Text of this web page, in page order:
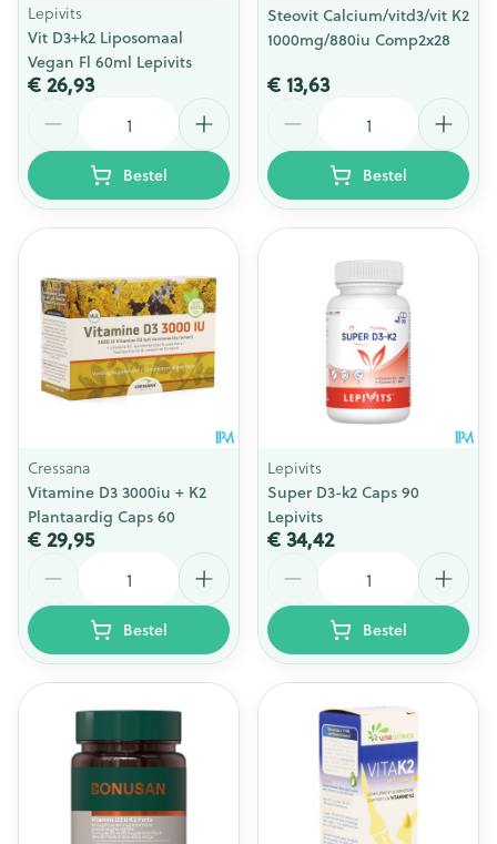
Lepivits
Vit D3+k2 Liposomaal
Vegan Fl 60ml Lepivits
€ 26,93
Bestel
Steovit Calcium/vitd3/vit K2
1000mg/880iu Comp2x28
€ 13,63
Bestel
Cressana
Vitamine D3 3000iu + K2
Plantaardig Caps 60
€ 29,95
Bestel
Lepivits
Super D3-k2 Caps 90
Lepivits
€ 34,42
Bestel